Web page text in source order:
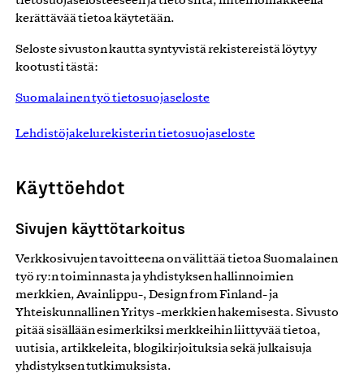
kerättävää tietoa käytetään.
Seloste sivuston kautta syntyvistä rekistereistä löytyy
kootusti tästä:
Suomalainen työ tietosuojaseloste
Lehdistöjakelurekisterin tietosuojaseloste
Käyttöehdot
Sivujen käyttötarkoitus
Verkkosivujen tavoitteena on välittää tietoa Suomalainen
työ ry:n toiminnasta ja yhdistyksen hallinnoimien
merkkien, Avainlippu-, Design from Finland- ja
Yhteiskunnallinen Yritys -merkkien hakemisesta. Sivusto
pitää sisällään esimerkiksi merkkeihin liittyvää tietoa,
uutisia, artikkeleita, blogikirjoituksia sekä julkaisuja
yhdistyksen tutkimuksista.